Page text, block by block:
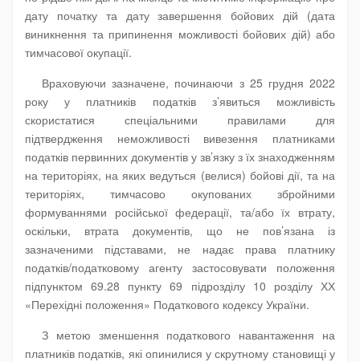
дату початку та дату завершення бойових дій (дата
виникнення та припинення можливості бойових дій) або
тимчасової окупації.
Враховуючи зазначене, починаючи з 25 грудня 2022
року у платників податків з’явиться можливість
скористатися спеціальними правилами для
підтвердження неможливості вивезення платниками
податків первинних документів у зв’язку з їх знаходженням
на територіях, на яких ведуться (велися) бойові дії, та на
територіях, тимчасово окупованих збройними
формуваннями російської федерації, та/або їх втрату,
оскільки, втрата документів, що не пов’язана із
зазначеними підставами, не надає права платнику
податків/податковому агенту застосовувати положення
підпунктом 69.28 пункту 69 підрозділу 10 розділу ХХ
«Перехідні положення» Податкового кодексу України.
З метою зменшення податкового навантаження на
платників податків, які опинилися у скрутному становищі у